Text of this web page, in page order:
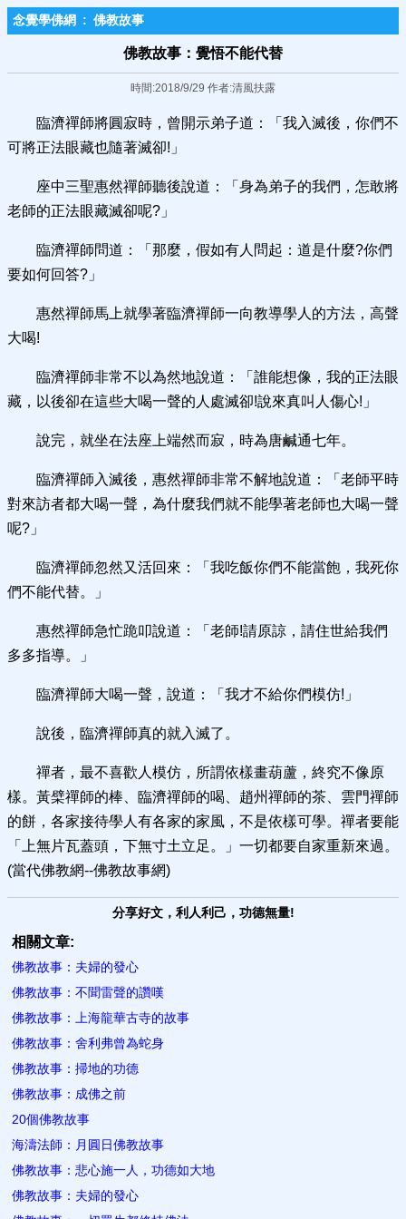
念覺學佛網 : 佛教故事
佛教故事：覺悟不能代替
時間:2018/9/29 作者:清風扶露
臨濟禪師將圓寂時，曾開示弟子道：「我入滅後，你們不
可將正法眼藏也隨著滅卻!」
座中三聖惠然禪師聽後說道：「身為弟子的我們，怎敢將
老師的正法眼藏滅卻呢?」
臨濟禪師問道：「那麼，假如有人問起：道是什麼?你們
要如何回答?」
惠然禪師馬上就學著臨濟禪師一向教導學人的方法，高聲
大喝!
臨濟禪師非常不以為然地說道：「誰能想像，我的正法眼
藏，以後卻在這些大喝一聲的人處滅卻!說來真叫人傷心!」
說完，就坐在法座上端然而寂，時為唐鹹通七年。
臨濟禪師入滅後，惠然禪師非常不解地說道：「老師平時
對來訪者都大喝一聲，為什麼我們就不能學著老師也大喝一聲
呢?」
臨濟禪師忽然又活回來：「我吃飯你們不能當飽，我死你
們不能代替。」
惠然禪師急忙跪叩說道：「老師!請原諒，請住世給我們
多多指導。」
臨濟禪師大喝一聲，說道：「我才不給你們模仿!」
說後，臨濟禪師真的就入滅了。
禪者，最不喜歡人模仿，所謂依樣畫葫蘆，終究不像原
樣。黃檗禪師的棒、臨濟禪師的喝、趙州禪師的茶、雲門禪師
的餅，各家接待學人有各家的家風，不是依樣可學。禪者要能
「上無片瓦蓋頭，下無寸土立足。」一切都要自家重新來過。
(當代佛教網--佛教故事網)
分享好文，利人利己，功德無量!
相關文章:
佛教故事：夫婦的發心
佛教故事：不聞雷聲的讚嘆
佛教故事：上海龍華古寺的故事
佛教故事：舍利弗曾為蛇身
佛教故事：掃地的功德
佛教故事：成佛之前
20個佛教故事
海濤法師：月圓日佛教故事
佛教故事：悲心施一人，功德如大地
佛教故事：夫婦的發心